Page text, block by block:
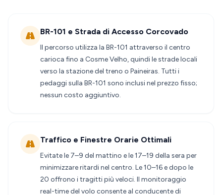
BR-101 e Strada di Accesso Corcovado
Il percorso utilizza la BR-101 attraverso il centro
carioca fino a Cosme Velho, quindi le strade locali
verso la stazione del treno o Paineiras. Tutti i
pedaggi sulla BR-101 sono inclusi nel prezzo fisso;
nessun costo aggiuntivo.
Traffico e Finestre Orarie Ottimali
Evitate le 7–9 del mattino e le 17–19 della sera per
minimizzare ritardi nel centro. Le 10–16 e dopo le
20 offrono i tragitti più veloci. Il monitoraggio
real-time del volo consente al conducente di